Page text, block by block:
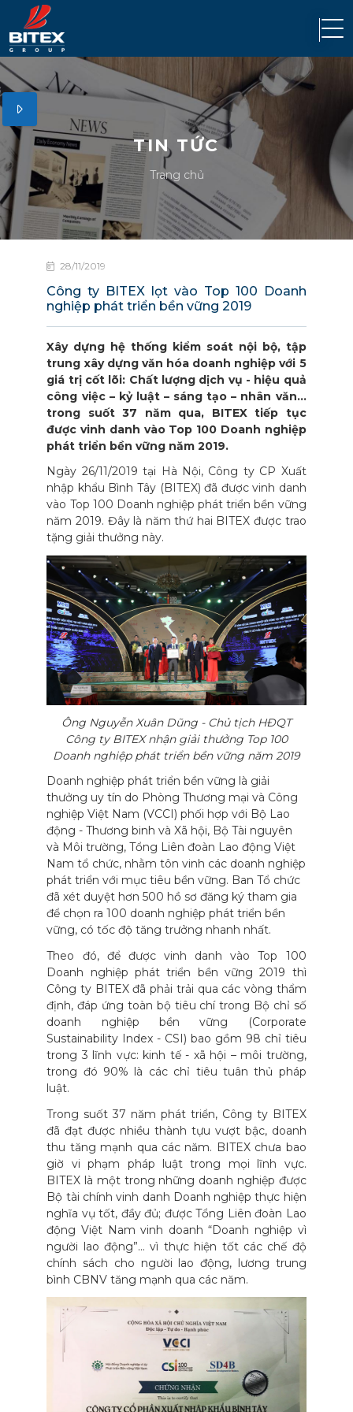
TIN TỨC
Trang chủ
28/11/2019
Công ty BITEX lọt vào Top 100 Doanh
nghiệp phát triển bền vững 2019
Xây dựng hệ thống kiểm soát nội bộ, tập
trung xây dựng văn hóa doanh nghiệp với 5
giá trị cốt lõi: Chất lượng dịch vụ - hiệu quả
công việc – kỷ luật – sáng tạo – nhân văn…
trong suốt 37 năm qua, BITEX tiếp tục
được vinh danh vào Top 100 Doanh nghiệp
phát triển bền vững năm 2019.
Ngày 26/11/2019 tại Hà Nội, Công ty CP Xuất
nhập khẩu Bình Tây (BITEX) đã được vinh danh
vào Top 100 Doanh nghiệp phát triển bền vững
năm 2019. Đây là năm thứ hai BITEX được trao
tặng giải thưởng này.
Ông Nguyễn Xuân Dũng - Chủ tịch HĐQT
Công ty BITEX nhận giải thưởng Top 100
Doanh nghiệp phát triển bền vững năm 2019
Doanh nghiệp phát triển bền vững là giải
thưởng uy tín do Phòng Thương mại và Công
nghiệp Việt Nam (VCCI) phối hợp với Bộ Lao
động - Thương binh và Xã hội, Bộ Tài nguyên
và Môi trường, Tổng Liên đoàn Lao động Việt
Nam tổ chức, nhằm tôn vinh các doanh nghiệp
phát triển với mục tiêu bền vững. Ban Tổ chức
đã xét duyệt hơn 500 hồ sơ đăng ký tham gia
để chọn ra 100 doanh nghiệp phát triển bền
vững, có tốc độ tăng trưởng nhanh nhất.
Theo đó, để được vinh danh vào Top 100
Doanh nghiệp phát triển bền vững 2019 thì
Công ty BITEX đã phải trải qua các vòng thẩm
định, đáp ứng toàn bộ tiêu chí trong Bộ chỉ số
doanh nghiệp bền vững (Corporate
Sustainability Index - CSI) bao gồm 98 chỉ tiêu
trong 3 lĩnh vực: kinh tế - xã hội – môi trường,
trong đó 90% là các chỉ tiêu tuân thủ pháp
luật.
Trong suốt 37 năm phát triển, Công ty BITEX
đã đạt được nhiều thành tựu vượt bậc, doanh
thu tăng mạnh qua các năm. BITEX chưa bao
giờ vi phạm pháp luật trong mọi lĩnh vực.
BITEX là một trong những doanh nghiệp được
Bộ tài chính vinh danh Doanh nghiệp thực hiện
nghĩa vụ tốt, đầy đủ; được Tổng Liên đoàn Lao
động Việt Nam vinh doanh “Doanh nghiệp vì
người lao động”… vì thực hiện tốt các chế độ
chính sách cho người lao động, lương trung
bình CBNV tăng mạnh qua các năm.